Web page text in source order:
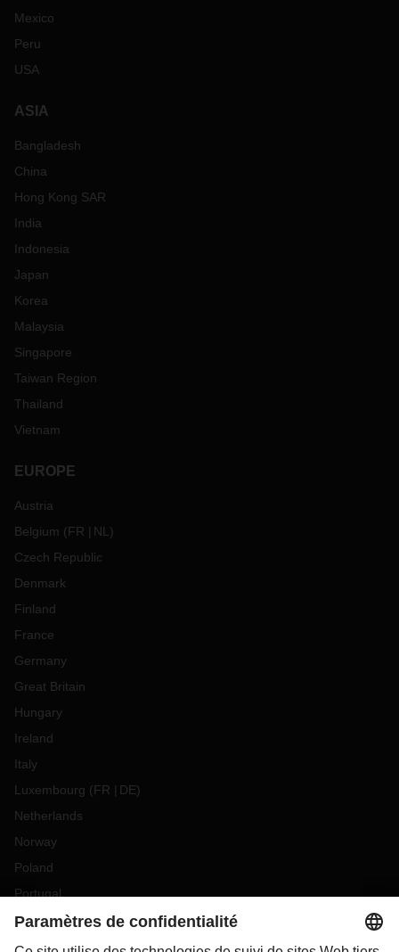
Mexico
Peru
USA
ASIA
Bangladesh
China
Hong Kong SAR
India
Indonesia
Japan
Korea
Malaysia
Singapore
Taiwan Region
Thailand
Vietnam
EUROPE
Austria
Belgium (FR NL )
Czech Republic
Denmark
Finland
France
Germany
Great Britain
Hungary
Ireland
Italy
Luxembourg (FR DE)
Netherlands
Norway
Poland
Portugal
Romania
Slovakia